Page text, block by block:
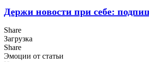
Держи новости при себе:
Share
Загрузка
Share
Эмоции от статьи